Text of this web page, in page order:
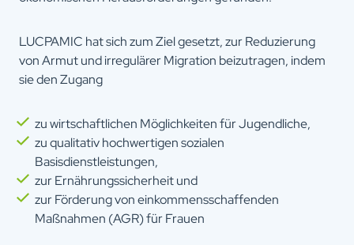
Betriebssystem, Website, von der der
Gesetzt
von
therainworkers.org (Matomo Cloud
Service)
Privacy
policy/
LUCPAMIC hat sich zum Ziel gesetzt, zur Reduzierung
von Armut und irregulärer Migration beizutragen, indem
sie den Zugang
zu wirtschaftlichen Möglichkeiten für Jugendliche,
zu qualitativ hochwertigen sozialen
Basisdienstleistungen,
zur Ernährungssicherheit und
zur Förderung von einkommensschaffenden
Maßnahmen (AGR) für Frauen